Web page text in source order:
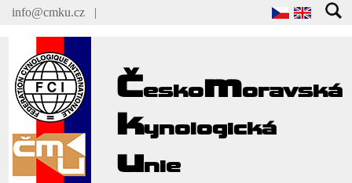
info@cmku.cz |
Českomoravská
kynologická
unie